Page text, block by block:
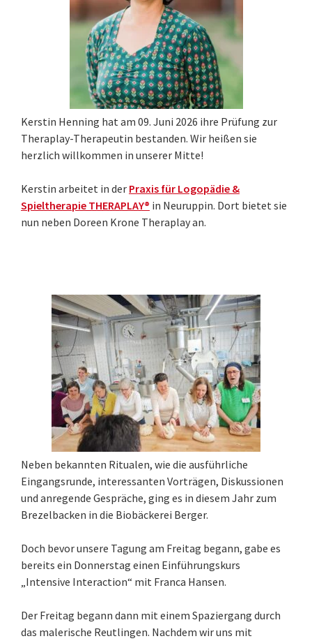
Kerstin Henning hat am 09. Juni 2026 ihre Prüfung zur
Theraplay-Therapeutin bestanden. Wir heißen sie
herzlich willkommen in unserer Mitte!
Kerstin arbeitet in der Praxis für Logopädie &
Spieltherapie THERAPLAY® in Neuruppin. Dort bietet sie
nun neben Doreen Krone Theraplay an.
Neben bekannten Ritualen, wie die ausführliche
Eingangsrunde, interessanten Vorträgen, Diskussionen
und anregende Gespräche, ging es in diesem Jahr zum
Brezelbacken in die Biobäckerei Berger.
Doch bevor unsere Tagung am Freitag begann, gabe es
bereits ein Donnerstag einen Einführungskurs
„Intensive Interaction“ mit Franca Hansen.
Der Freitag begann dann mit einem Spaziergang durch
das malerische Reutlingen. Nachdem wir uns mit